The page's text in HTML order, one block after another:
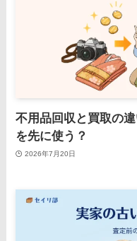
不用品回収と買取の
を先に使う？
2026年7月20日